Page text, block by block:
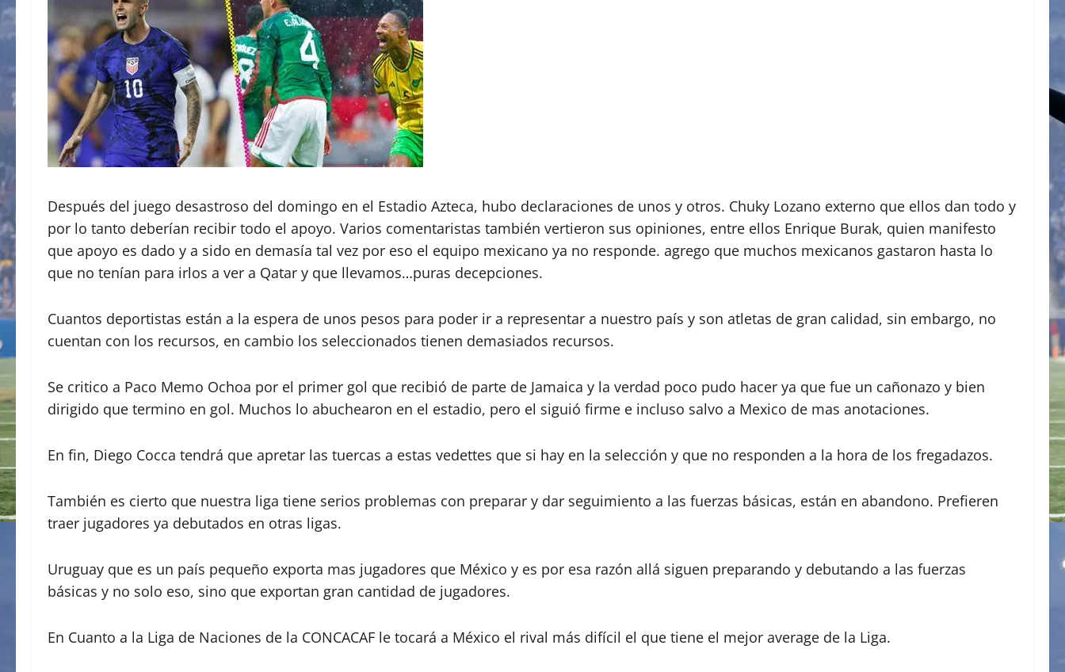
Después del juego desastroso del domingo en el Estadio Azteca, hubo declaraciones de unos y otros. Chuky Lozano externo que ellos dan todo y
por lo tanto deberían recibir todo el apoyo. Varios comentaristas también vertieron sus opiniones, entre ellos Enrique Burak, quien manifesto
que apoyo es dado y a sido en demasía tal vez por eso el equipo mexicano ya no responde. agrego que muchos mexicanos gastaron hasta lo
que no tenían para irlos a ver a Qatar y que llevamos…puras decepciones.
Cuantos deportistas están a la espera de unos pesos para poder ir a representar a nuestro país y son atletas de gran calidad, sin embargo, no
cuentan con los recursos, en cambio los seleccionados tienen demasiados recursos.
Se critico a Paco Memo Ochoa por el primer gol que recibió de parte de Jamaica y la verdad poco pudo hacer ya que fue un cañonazo y bien
dirigido que termino en gol. Muchos lo abuchearon en el estadio, pero el siguió firme e incluso salvo a Mexico de mas anotaciones.
En fin, Diego Cocca tendrá que apretar las tuercas a estas vedettes que si hay en la selección y que no responden a la hora de los fregadazos.
También es cierto que nuestra liga tiene serios problemas con preparar y dar seguimiento a las fuerzas básicas, están en abandono. Prefieren
traer jugadores ya debutados en otras ligas.
Uruguay que es un país pequeño exporta mas jugadores que México y es por esa razón allá siguen preparando y debutando a las fuerzas
básicas y no solo eso, sino que exportan gran cantidad de jugadores.
En Cuanto a la Liga de Naciones de la CONCACAF le tocará a México el rival más difícil el que tiene el mejor average de la Liga.